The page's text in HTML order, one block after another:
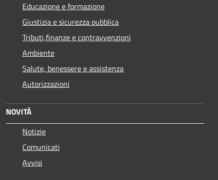
Educazione e formazione
Giustizia e sicurezza pubblica
Tributi,finanze e contravvenzioni
Ambiente
Salute, benessere e assistenza
Autorizzazioni
NOVITÀ
Notizie
Comunicati
Avvisi